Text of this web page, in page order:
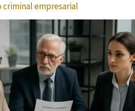
criminal empresarial